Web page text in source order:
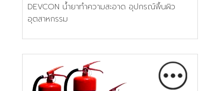
DEVCON น้ำยาทำความสะอาด อุปกรณ์พื้นผิว
อุตสาหกรรม